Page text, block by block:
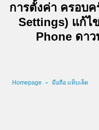
การตั้งค่า ครอบ
Settings) แก้ไ
Phone ดา
Homepage มือถือ แท็บเล็ต